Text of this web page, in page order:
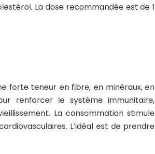
La dose recommandée est de 1
forte teneur en fibre, en minéraux, en
renforcer le système immunitaire,
La consommation stimule
L’idéal est de prendre